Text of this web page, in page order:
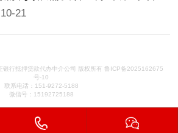
21
行抵押贷款代办中介公司 版权所有 鲁ICP备2025162675
号-10
联系电话：151-9272-5188
微信号：15192725188